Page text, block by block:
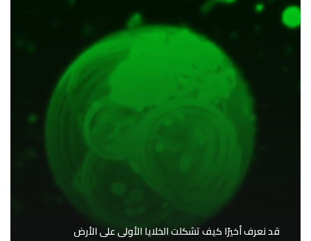
قد نعرف أخيرًا كيف تشكلت الخلايا الأولى على الأرض